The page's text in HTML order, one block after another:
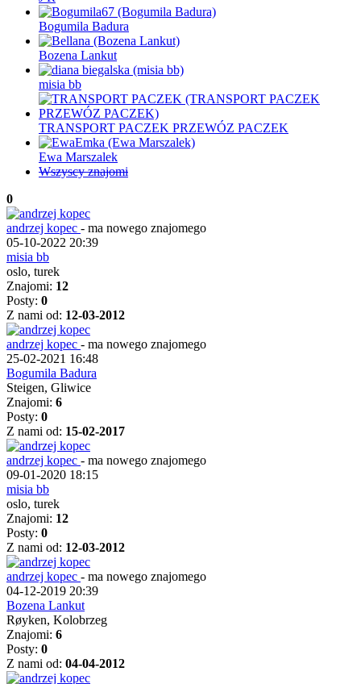
Bogumila Badura
Bozena Lankut
misia bb
TRANSPORT PACZEK PRZEWÓZ PACZEK
Ewa Marszalek
Wszyscy znajomi
0
andrzej kopec - ma nowego znajomego
05-10-2022 20:39
misia bb
oslo, turek
Znajomi: 12
Posty: 0
Z nami od: 12-03-2012
andrzej kopec - ma nowego znajomego
25-02-2021 16:48
Bogumila Badura
Steigen, Gliwice
Znajomi: 6
Posty: 0
Z nami od: 15-02-2017
andrzej kopec - ma nowego znajomego
09-01-2020 18:15
misia bb
oslo, turek
Znajomi: 12
Posty: 0
Z nami od: 12-03-2012
andrzej kopec - ma nowego znajomego
04-12-2019 20:39
Bozena Lankut
Røyken, Kolobrzeg
Znajomi: 6
Posty: 0
Z nami od: 04-04-2012